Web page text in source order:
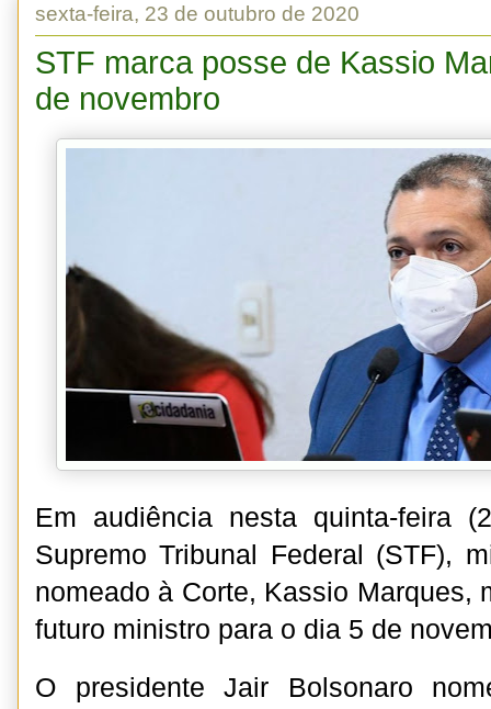
sexta-feira, 23 de outubro de 2020
STF marca posse de Kassio
de novembro
Em audiência nesta quinta-feira
Supremo Tribunal Federal (STF),
nomeado à Corte, Kassio Marques,
futuro ministro para o dia 5 de
O presidente Jair Bolsonaro